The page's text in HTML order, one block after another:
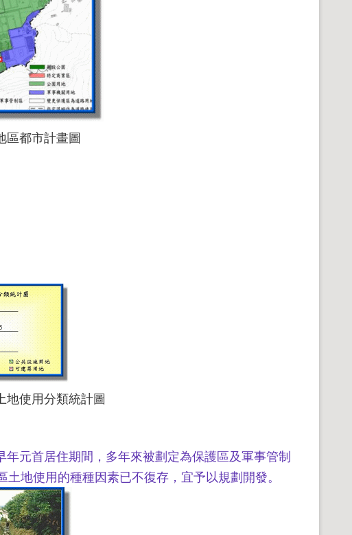
區都市計畫圖
地使用分類統計圖
元首居住期間，多年來被劃定為保護區及軍事管制
地使用的種種因素已不復存，宜予以規劃開發。